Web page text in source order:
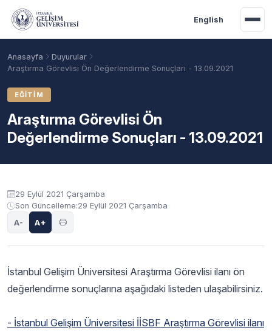
Ana içeriğe geç
English
Akademik Takvim Burslar Taban Puanlar
Anasayfa
Duyurular
Araştırma Görevlisi Ön Değerlendirme Sonuçları - 13.09.2021
EĞITIM
Araştırma Görevlisi Ön
Değerlendirme Sonuçları - 13.09.2021
Duyuru içeriği
29 Eylül 2021 Çarşamba
Son Güncelleme:29 Eylül 2021 Çarşamba
A- A+
İstanbul Gelişim Üniversitesi Araştırma Görevlisi ilanı ön
değerlendirme sonuçlarına aşağıdaki listeden ulaşabilirsiniz.
- İstanbul Gelişim Üniversitesi İİSBF Araştırma Görevlisi ilanı